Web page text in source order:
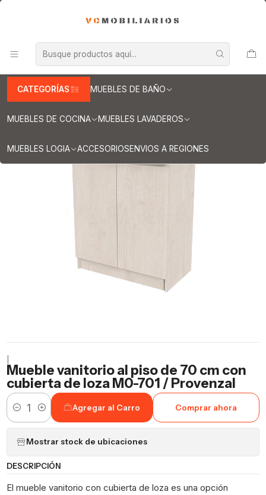
CATEGORÍAS MUEBLES DE BAÑO
MUEBLES DE COCINA MUEBLES LAVADEROS
MUEBLES LOGIA ACCESORIOSENVIOS A REGIONES
Muebles vanitorios al piso simple de loza
Muebles vanitorios al piso simple de loza / 70 cm
Mueble vanitorio al piso de 70 cm con cubierta de loza M0-701 /
Provenzal
Mueble vanitorio al piso de 70 cm con
cubierta de loza M0-701 / Provenzal
Cantidad
Agregar al Carro Comprar ahora
Mostrar stock de ubicaciones
DESCRIPCIÓN
El mueble vanitorio con cubierta de loza es una opción